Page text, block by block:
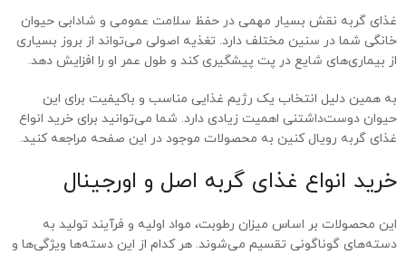
غذای گربه نقش بسیار مهمی در حفظ سلامت عمومی و شادابی حیوان
خانگی شما در سنین مختلف دارد. تغذیه اصولی می‌تواند از بروز بسیاری
از بیماری‌های شایع در پت پیشگیری کند و طول عمر او را افزایش دهد.
به همین دلیل انتخاب یک رژیم غذایی مناسب و باکیفیت برای این
حیوان دوست‌داشتنی اهمیت زیادی دارد. شما می‌توانید برای خرید انواع
غذای گربه رویال کنین به محصولات موجود در این صفحه مراجعه کنید.
خرید انواع غذای گربه اصل و اورجینال
این محصولات بر اساس میزان رطوبت، مواد اولیه و فرآیند تولید به
دسته‌های گوناگونی تقسیم می‌شوند. هر کدام از این دسته‌ها ویژگی‌ها و